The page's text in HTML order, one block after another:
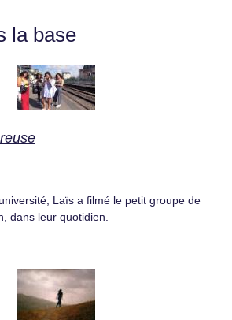
la base
Laïs a filmé le petit groupe de
dans leur quotidien.